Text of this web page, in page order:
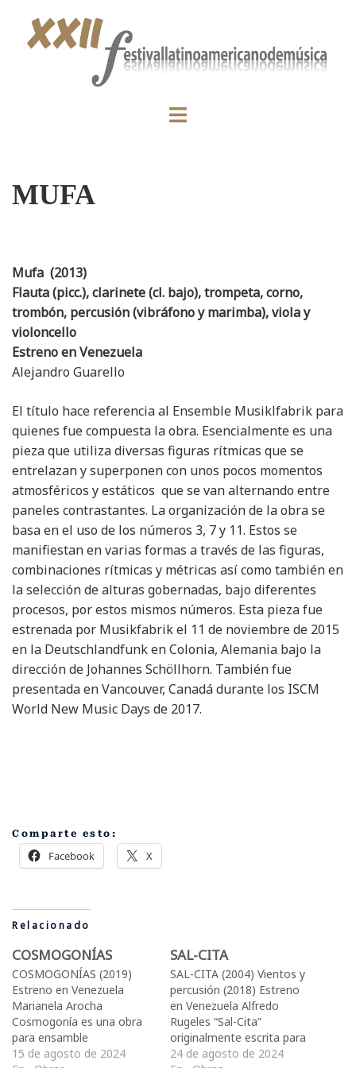
MUFA
Mufa (2013)
Flauta (picc.), clarinete (cl. bajo), trompeta, corno,
trombón, percusión (vibráfono y marimba), viola y
violoncello
Estreno en Venezuela
Alejandro Guarello
El título hace referencia al Ensemble Musiklfabrik para
quienes fue compuesta la obra. Esencialmente es una
pieza que utiliza diversas figuras rítmicas que se
entrelazan y superponen con unos pocos momentos
atmosféricos y estáticos que se van alternando entre
paneles contrastantes. La organización de la obra se
basa en el uso de los números 3, 7 y 11. Estos se
manifiestan en varias formas a través de las figuras,
combinaciones rítmicas y métricas así como también en
la selección de alturas gobernadas, bajo diferentes
procesos, por estos mismos números. Esta pieza fue
estrenada por Musikfabrik el 11 de noviembre de 2015
en la Deutschlandfunk en Colonia, Alemania bajo la
dirección de Johannes Schöllhorn. También fue
presentada en Vancouver, Canadá durante los ISCM
World New Music Days de 2017.
Comparte esto:
Facebook X
Relacionado
COSMOGONÍAS
COSMOGONÍAS (2019)
Estreno en Venezuela
Marianela Arocha
Cosmogonía es una obra
para ensamble
conformado por flauta,
15 de agosto de 2024
SAL-CITA
SAL-CITA (2004) Vientos y
percusión (2018) Estreno
en Venezuela Alfredo
Rugeles “Sal-Cita”
originalmente escrita para
piano entre 2003 y 2004. El
24 de agosto de 2024